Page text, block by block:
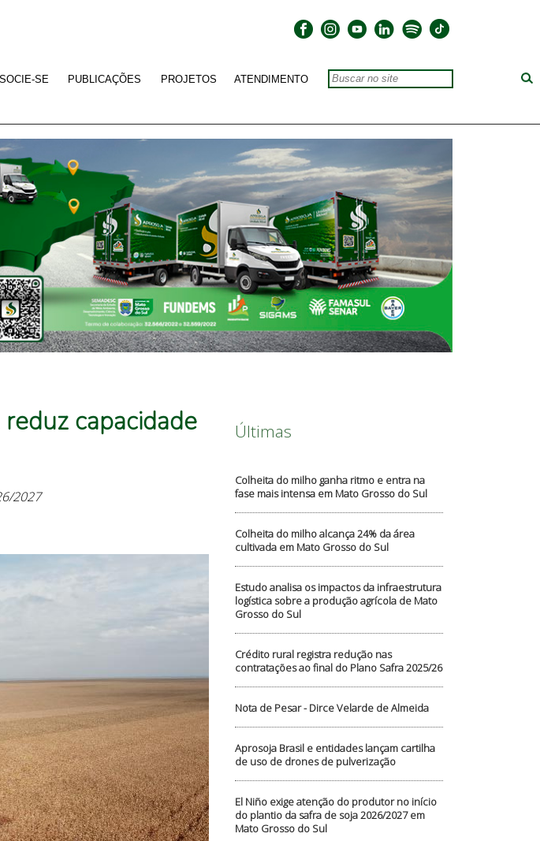
SE PUBLICAÇÕES PROJETOS ATENDIMENTO
Últimas
Colheita do milho ganha ritmo e entra na
fase mais intensa em Mato Grosso do Sul
Colheita do milho alcança 24% da área
cultivada em Mato Grosso do Sul
Estudo analisa os impactos da infraestrutura
logística sobre a produção agrícola de Mato
Grosso do Sul
Crédito rural registra redução nas
contratações ao final do Plano Safra 2025/26
Nota de Pesar - Dirce Velarde de Almeida
Aprosoja Brasil e entidades lançam cartilha
de uso de drones de pulverização
El Niño exige atenção do produtor no início
do plantio da safra de soja 2026/2027 em
Mato Grosso do Sul
capacidade
2027